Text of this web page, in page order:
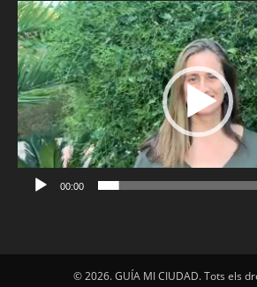
Reproductor
de
vídeo
00:00
© 2026. GUÍA MI CIUDAD. Tots els